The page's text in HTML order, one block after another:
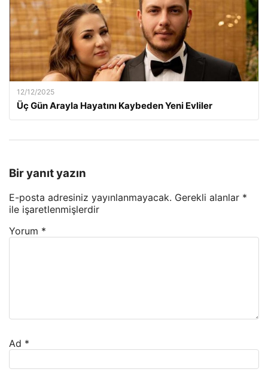
12/12/2025
Üç Gün Arayla Hayatını Kaybeden Yeni Evliler
Bir yanıt yazın
E-posta adresiniz yayınlanmayacak. Gerekli alanlar *
ile işaretlenmişlerdir
Yorum *
Ad *